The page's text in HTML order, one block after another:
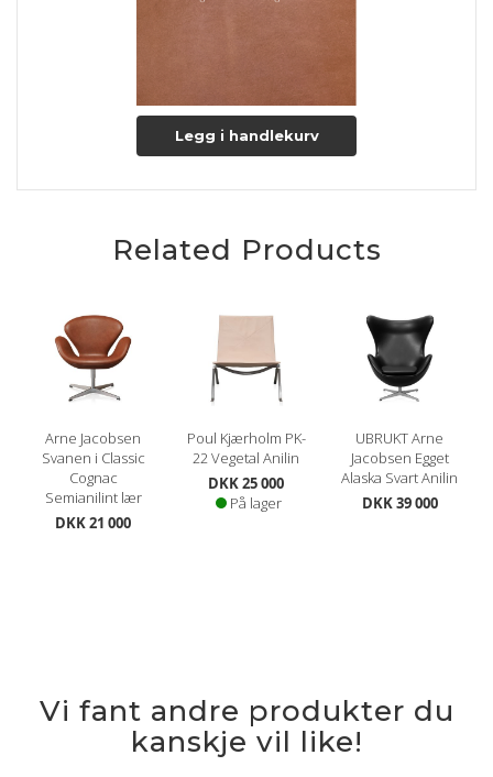
Legg i handlekurv
Related Products
Arne Jacobsen
Svanen i Classic
Cognac
Semianilint lær
DKK 21 000
Poul Kjærholm PK-
22 Vegetal Anilin
DKK 25 000
På lager
UBRUKT Arne
Jacobsen Egget
Alaska Svart Anilin
DKK 39 000
Vi fant andre produkter du
kanskje vil like!